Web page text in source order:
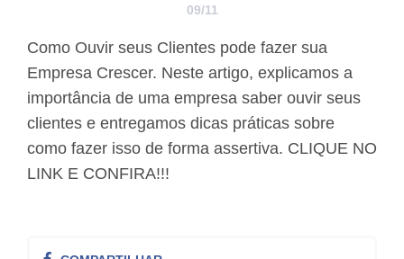
09/11
Como Ouvir seus Clientes pode fazer sua
Empresa Crescer. Neste artigo, explicamos a
importância de uma empresa saber ouvir seus
clientes e entregamos dicas práticas sobre
como fazer isso de forma assertiva. CLIQUE NO
LINK E CONFIRA!!!